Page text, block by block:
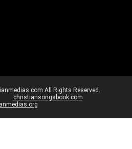
All Rights Reserved.
christiansongsbook.com